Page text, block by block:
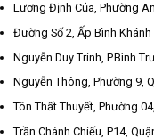
Lương Định Của, Phường
Đường Số 2, Ấp Bình
Nguyễn Duy Trinh, P.Bình
Nguyễn Thông, Phường 9,
Tôn Thất Thuyết, Phường
Trần Chánh Chiếu, P14,